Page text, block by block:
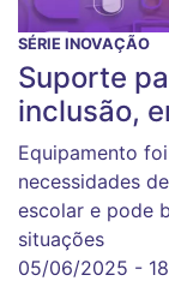
SÉRIE INOVAÇÃO
Suporte
inclusão,
Equipamento
necessidades
escolar e pode
situações
05/06/2025 -